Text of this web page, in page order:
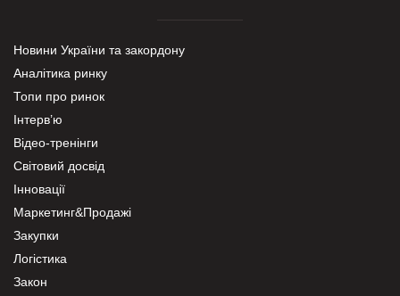
Новини України та закордону
Аналітика ринку
Топи про ринок
Інтерв’ю
Відео-тренінги
Світовий досвід
Інновації
Маркетинг&Продажі
Закупки
Логістика
Закон